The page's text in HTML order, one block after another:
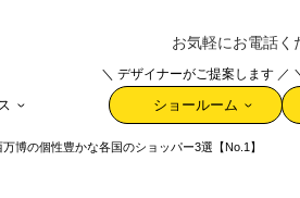
お気軽にお電話
＼ デザイナーがご提案します ／
ショールーム
博の個性豊かな各国のショッパー3選【No.1】